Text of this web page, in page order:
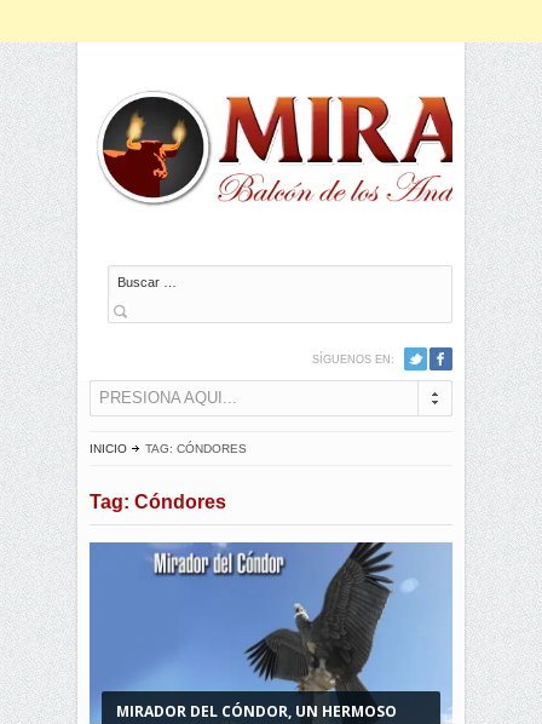
Buscar
SÍGUENOS EN:
PRESIONA AQUI...
INICIO TAG: CÓNDORES
Tag: Cóndores
MIRADOR DEL CÓNDOR, UN HERMOSO